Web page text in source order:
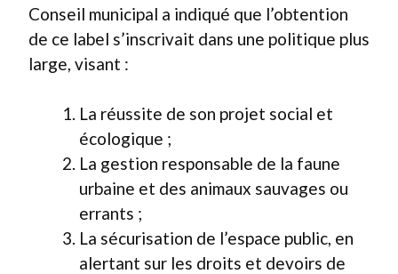
Conseil municipal a indiqué que l’obtention
de ce label s’inscrivait dans une politique plus
large, visant :
La réussite de son projet social et
écologique ;
La gestion responsable de la faune
urbaine et des animaux sauvages ou
errants ;
La sécurisation de l’espace public, en
alertant sur les droits et devoirs de